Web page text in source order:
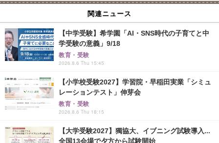
関連ニュース
【中学受験】希学園「AI・SNS時代の子育てと中
学受験の意義」9/18
教育・受験
2026.8.6 Thu 15:45
【小学校受験2027】学習院・早稲田実業「シミュ
レーションテスト」伸芽会
教育・受験
2026.8.6 Thu 18:15
【大学受験2027】獨協大、イブニング試験導入...
全国13会場で夕方から試験開始